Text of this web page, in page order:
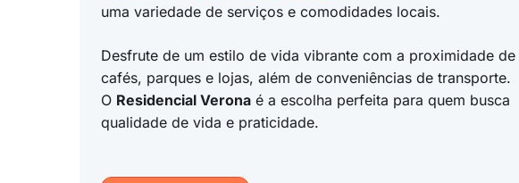
uma variedade de serviços e comodidades locais.
Desfrute de um estilo de vida vibrante com a proximidade de
cafés, parques e lojas, além de conveniências de transporte.
O Residencial Veronaé a escolha perfeita para quem busca
qualidade de vida e praticidade.